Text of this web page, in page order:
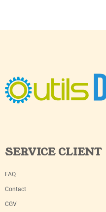
SERVICE CLIENT
FAQ
Contact
CGV